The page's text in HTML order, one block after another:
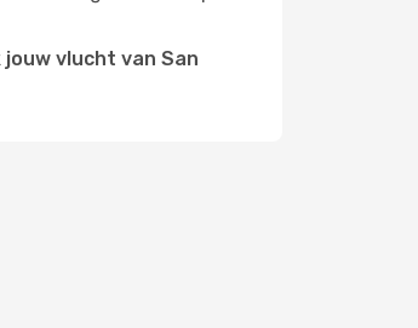
jouw vlucht van San